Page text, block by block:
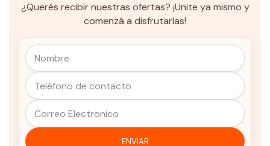
¿Querés recibir nuestras ofertas? ¡Unite ya mismo y
comenzá a disfrutarlas!